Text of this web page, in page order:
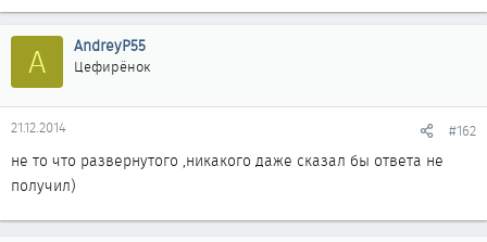
A AndreyP55
Цефирёнок
21.12.2014 #162
не то что развернутого ,никакого даже сказал бы ответа не
получил)